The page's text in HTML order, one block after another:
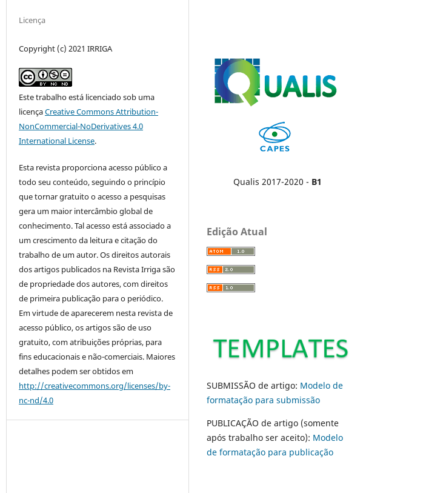
Licença
Copyright (c) 2021 IRRIGA
Este trabalho está licenciado sob uma
licençaCreative Commons Attribution-
NonCommercial-NoDerivatives 4.0
International License.
Esta revista proporciona acesso público a
todo seu conteúdo, seguindo o princípio
que tornar gratuito o acesso a pesquisas
gera um maior intercâmbio global de
conhecimento. Tal acesso está associado a
um crescimento da leitura e citação do
trabalho de um autor. Os direitos autorais
dos artigos publicados na Revista Irriga são
de propriedade dos autores, com direitos
de primeira publicação para o periódico.
Em virtude de aparecerem nesta revista de
acesso público, os artigos são de uso
gratuito, com atribuições próprias, para
fins educacionais e não-comerciais. Maiores
detalhes podem ser obtidos em
http://creativecommons.org/licenses/by-
nc-nd/4.0
Qualis 2017-2020 - B1
Edição Atual
SUBMISSÃO de artigo: Modelo de
formatação para submissão
PUBLICAÇÃO de artigo (somente
após trabalho ser aceito): Modelo
de formatação para publicação